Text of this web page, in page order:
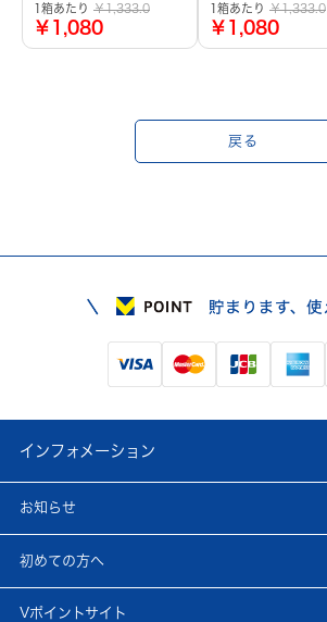
1箱あたり ￥1,333.0
￥1,080
1箱あたり ￥1,333.0
￥1,080
戻る
インフォメーション
お知らせ
初めての方へ
Vポイントサイト